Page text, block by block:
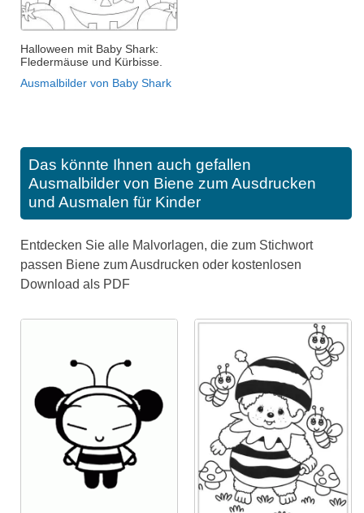
Halloween mit Baby Shark:
Fledermäuse und Kürbisse.
Ausmalbilder von Baby Shark
Das könnte Ihnen auch gefallen
Ausmalbilder von Biene zum Ausdrucken
und Ausmalen für Kinder
Entdecken Sie alle Malvorlagen, die zum Stichwort
passen Biene zum Ausdrucken oder kostenlosen
Download als PDF